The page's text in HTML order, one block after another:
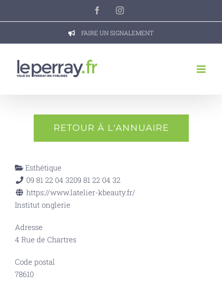
FacebookInstagram
FAIRE UN SIGNALEMENT
RETOUR À L'ANNUAIRE
Esthétique
09 81 22 04 3209 81 22 04 32
https://www.latelier-kbeauty.fr/
Institut onglerie
Adresse
4 Rue de Chartres
Code postal
78610